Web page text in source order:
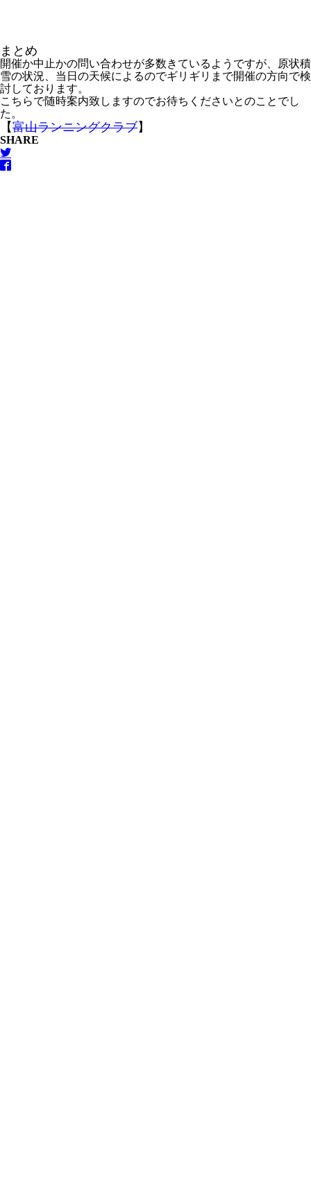
まとめ
開催か中止かの問い合わせが多数きているようですが、原状積
雪の状況、当日の天候によるのでギリギリまで開催の方向で検
討しております。
こちらで随時案内致しますのでお待ちくださいとのことでし
た。
【富山ランニングクラブ】
SHARE